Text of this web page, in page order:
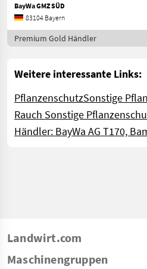
BayWa GMZ SÜD
83104 Bayern
Premium Gold Händler
Weitere interessante Links:
PflanzenschutzSonstige
Rauch Sonstige
Händler: BayWa AG T170,
Landwirt.com
Maschinengruppen